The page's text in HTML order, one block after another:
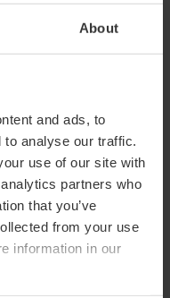
About
and ads, to
to analyse our traffic.
use of our site with
partners who
that you’ve
from your use
information in our